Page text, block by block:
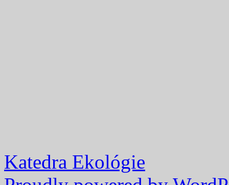
Katedra Ekológie